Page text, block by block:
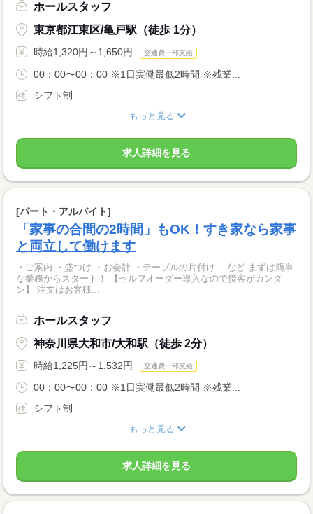
ホールスタッフ
東京都江東区/亀戸駅（徒歩 1分）
時給1,320円～1,650円 交通費一部支給
00：00〜00：00 ※1日実働最低2時間 ※残業...
シフト制
もっと見る
求人詳細を見る
[パート・アルバイト]
「家事の合間の2時間」もOK！すき家なら家事
と両立して働けます
・ご案内 ・盛つけ ・お会計 ・テーブルの片付け など まずは簡単
な業務からスタート！ 【セルフオーダー導入なので接客がカンタ
ン】 注文はお客様...
ホールスタッフ
神奈川県大和市/大和駅（徒歩 2分）
時給1,225円～1,532円 交通費一部支給
00：00〜00：00 ※1日実働最低2時間 ※残業...
シフト制
もっと見る
求人詳細を見る